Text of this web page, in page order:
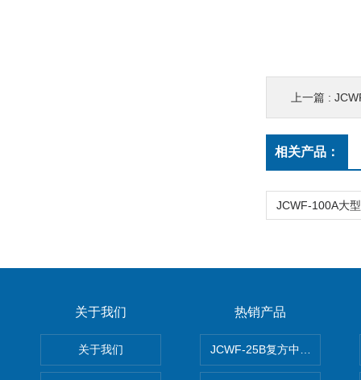
上一篇 :
相关产品：
关于我们
关于我们
热销产品
JCWF-25B复方中药材超微粉